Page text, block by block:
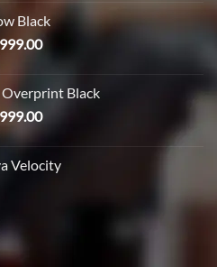
actual
es:
$58,999.00.
Black
El
es:
$59,999.00.
Black
El
actual
es:
Velocity